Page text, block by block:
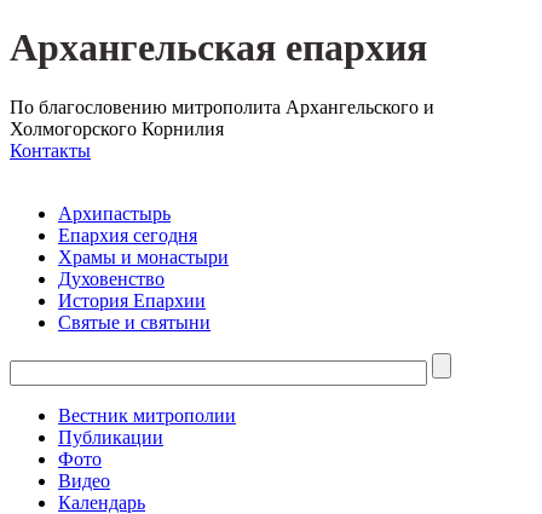
Архангельская епархия
По благословению митрополита Архангельского и
Холмогорского Корнилия
Контакты
Архипастырь
Епархия сегодня
Храмы и монастыри
Духовенство
История Епархии
Святые и святыни
Вестник митрополии
Публикации
Фото
Видео
Календарь